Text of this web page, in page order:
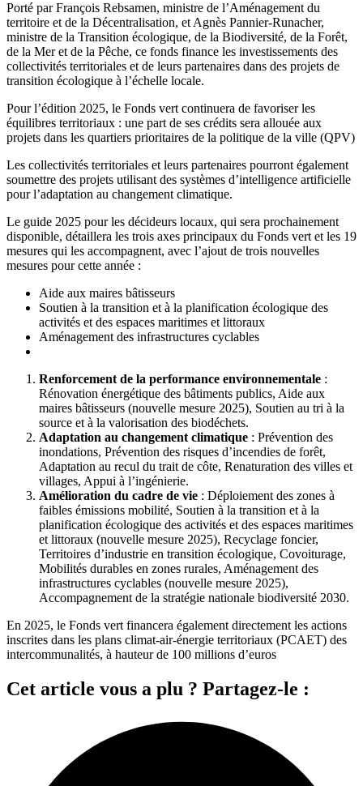
Porté par François Rebsamen, ministre de l’Aménagement du
territoire et de la Décentralisation, et Agnès Pannier-Runacher,
ministre de la Transition écologique, de la Biodiversité, de la Forêt,
de la Mer et de la Pêche, ce fonds finance les investissements des
collectivités territoriales et de leurs partenaires dans des projets de
transition écologique à l’échelle locale.
Pour l’édition 2025, le Fonds vert continuera de favoriser les
équilibres territoriaux : une part de ses crédits sera allouée aux
projets dans les quartiers prioritaires de la politique de la ville (QPV)
Les collectivités territoriales et leurs partenaires pourront également
soumettre des projets utilisant des systèmes d’intelligence artificielle
pour l’adaptation au changement climatique.
Le guide 2025 pour les décideurs locaux, qui sera prochainement
disponible, détaillera les trois axes principaux du Fonds vert et les 19
mesures qui les accompagnent, avec l’ajout de trois nouvelles
mesures pour cette année :
Aide aux maires bâtisseurs
Soutien à la transition et à la planification écologique des
activités et des espaces maritimes et littoraux
Aménagement des infrastructures cyclables
Renforcement de la performance environnementale :
Rénovation énergétique des bâtiments publics, Aide aux
maires bâtisseurs (nouvelle mesure 2025), Soutien au tri à la
source et à la valorisation des biodéchets.
Adaptation au changement climatique : Prévention des
inondations, Prévention des risques d’incendies de forêt,
Adaptation au recul du trait de côte, Renaturation des villes et
villages, Appui à l’ingénierie.
Amélioration du cadre de vie : Déploiement des zones à
faibles émissions mobilité, Soutien à la transition et à la
planification écologique des activités et des espaces maritimes
et littoraux (nouvelle mesure 2025), Recyclage foncier,
Territoires d’industrie en transition écologique, Covoiturage,
Mobilités durables en zones rurales, Aménagement des
infrastructures cyclables (nouvelle mesure 2025),
Accompagnement de la stratégie nationale biodiversité 2030.
En 2025, le Fonds vert financera également directement les actions
inscrites dans les plans climat-air-énergie territoriaux (PCAET) des
intercommunalités, à hauteur de 100 millions d’euros
Cet article vous a plu ? Partagez-le :